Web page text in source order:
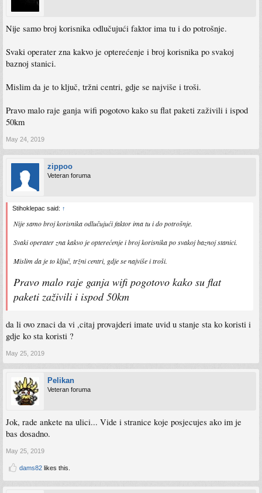
Nije samo broj korisnika odlučujući faktor ima tu i do potrošnje.
Svaki operater zna kakvo je opterećenje i broj korisnika po svakoj
baznoj stanici.
Mislim da je to ključ, tržni centri, gdje se najviše i troši.
Pravo malo raje ganja wifi pogotovo kako su flat paketi zaživili i ispod
50km
May 24, 2019
zippoo
Veteran foruma
Stihoklepac said: ↑
Nije samo broj korisnika odlučujući faktor ima tu i do potrošnje.
Svaki operater zna kakvo je opterećenje i broj korisnika po svakoj baznoj stanici.
Mislim da je to ključ, tržni centri, gdje se najviše i troši.
Pravo malo raje ganja wifi pogotovo kako su flat
paketi zaživili i ispod 50km
da li ovo znaci da vi ,citaj provajderi imate uvid u stanje sta ko koristi i
gdje ko sta koristi ?
May 25, 2019
Pelikan
Veteran foruma
Jok, rade ankete na ulici... Vide i stranice koje posjecujes ako im je
bas dosadno.
May 25, 2019
dams82 likes this.